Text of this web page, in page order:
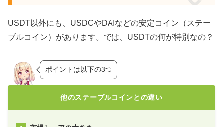
USDT以外にも、USDCやDAIなどの安定コイン（ステー
ブルコイン）があります。では、USDTの何が特別なの？
ポイントは以下の3つ
他のステーブルコインとの違い